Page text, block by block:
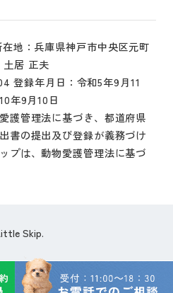
地：兵庫県神戸市中央区元町
居 正夫
登録年月日：令和5年9月11
年9月10日
護管理法に基づき、都道府県
書の提出及び登録が義務づけ
プは、動物愛護管理法に基づ
Skip.